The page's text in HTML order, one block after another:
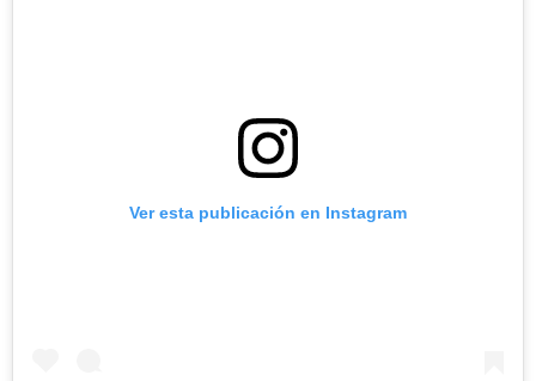
Ver esta publicación en Instagram